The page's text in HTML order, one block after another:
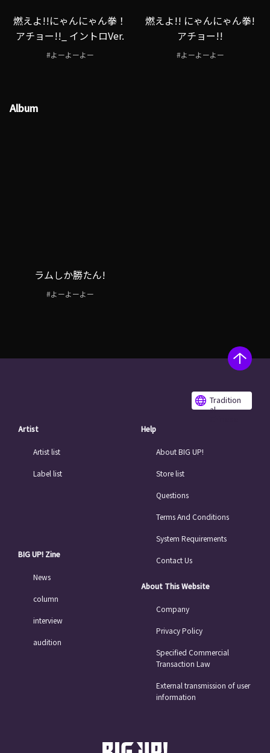
燃えよ!!にゃんにゃん拳！
アチョー!!_ イントロVer.
#よーよーよー
燃えよ!! にゃんにゃん拳!
アチョー!!
#よーよーよー
Album
ラムしか勝たん!
#よーよーよー
Tradition
al
Artist
Artist list
Label list
BIG UP! Zine
News
column
interview
audition
Help
About BIG UP!
Store list
Questions
Terms And Conditions
System Requirements
Contact Us
About This Website
Company
Privacy Policy
Specified Commercial
Transaction Law
External transmission of user
information